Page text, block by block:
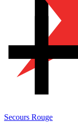
Secours Rouge